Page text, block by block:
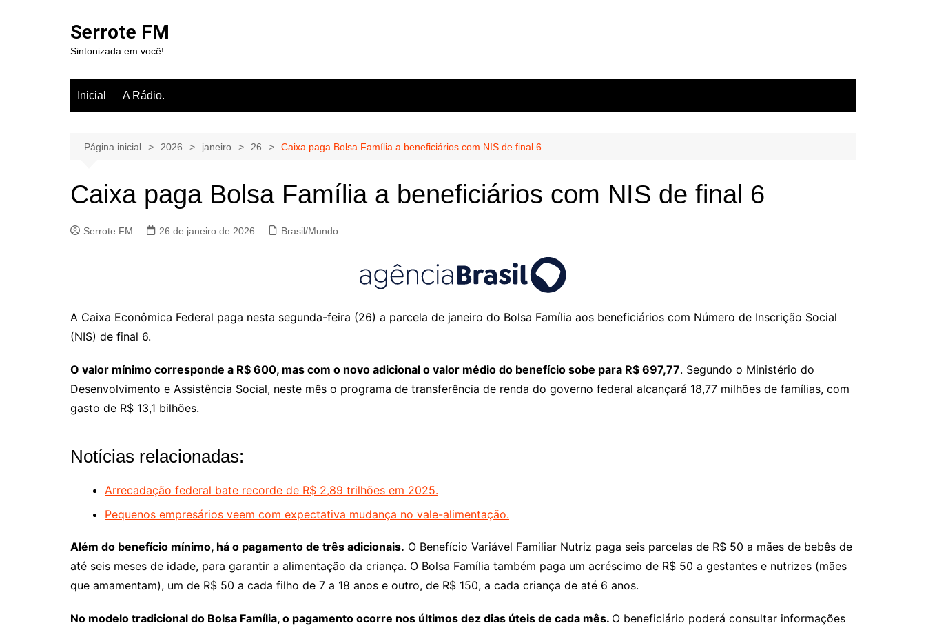
Serrote FM
Sintonizada em você!
Inicial A Rádio.
Página inicial 2026 janeiro 26 Caixa paga Bolsa Família a beneficiários com NIS de final 6
Caixa paga Bolsa Família a beneficiários com NIS de final 6
Serrote FM 26 de janeiro de 2026 Brasil/Mundo
A Caixa Econômica Federal paga nesta segunda-feira (26) a parcela de janeiro do Bolsa Família aos beneficiários com Número de Inscrição Social
(NIS) de final 6.
O valor mínimo corresponde a R$ 600, mas com o novo adicional o valor médio do benefício sobe para R$ 697,77. Segundo o Ministério do
Desenvolvimento e Assistência Social, neste mês o programa de transferência de renda do governo federal alcançará 18,77 milhões de famílias, com
gasto de R$ 13,1 bilhões.
Notícias relacionadas:
Arrecadação federal bate recorde de R$ 2,89 trilhões em 2025.
Pequenos empresários veem com expectativa mudança no vale-alimentação.
Além do benefício mínimo, há o pagamento de três adicionais. O Benefício Variável Familiar Nutriz paga seis parcelas de R$ 50 a mães de bebês de
até seis meses de idade, para garantir a alimentação da criança. O Bolsa Família também paga um acréscimo de R$ 50 a gestantes e nutrizes (mães
que amamentam), um de R$ 50 a cada filho de 7 a 18 anos e outro, de R$ 150, a cada criança de até 6 anos.
No modelo tradicional do Bolsa Família, o pagamento ocorre nos últimos dez dias úteis de cada mês. O beneficiário poderá consultar informações